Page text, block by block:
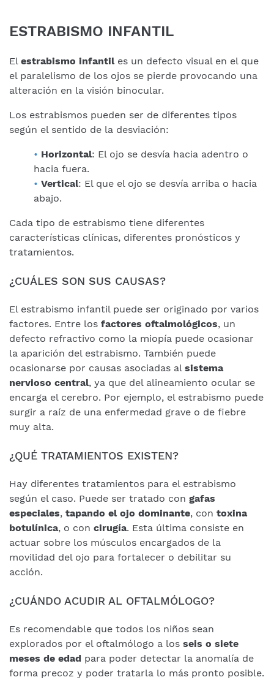
ESTRABISMO INFANTIL
El estrabismo infantiles un defecto visual en el que
el paralelismo de los ojos se pierde provocando una
alteración en la visión binocular.
Los estrabismos pueden ser de diferentes tipos
según el sentido de la desviación:
Horizontal: El ojo se desvía hacia adentro o
hacia fuera.
Vertical: El que el ojo se desvía arriba o hacia
abajo.
Cada tipo de estrabismo tiene diferentes
características clínicas, diferentes pronósticos y
tratamientos.
¿CUÁLES SON SUS CAUSAS?
El estrabismo infantil puede ser originado por varios
factores. Entre los factores oftalmológicos, un
defecto refractivo como la miopía puede ocasionar
la aparición del estrabismo. También puede
ocasionarse por causas asociadas al sistema
nervioso central, ya que del alineamiento ocular se
encarga el cerebro. Por ejemplo, el estrabismo puede
surgir a raíz de una enfermedad grave o de fiebre
muy alta.
¿QUÉ TRATAMIENTOS EXISTEN?
Hay diferentes tratamientos para el estrabismo
según el caso. Puede ser tratado con gafas
especiales, tapando el ojo dominante, con toxina
botulínica, o con cirugía. Esta última consiste en
actuar sobre los músculos encargados de la
movilidad del ojo para fortalecer o debilitar su
acción.
¿CUÁNDO ACUDIR AL OFTALMÓLOGO?
Es recomendable que todos los niños sean
explorados por el oftalmólogo a los seis o siete
meses de edad para poder detectar la anomalía de
forma precoz y poder tratarla lo más pronto posible.